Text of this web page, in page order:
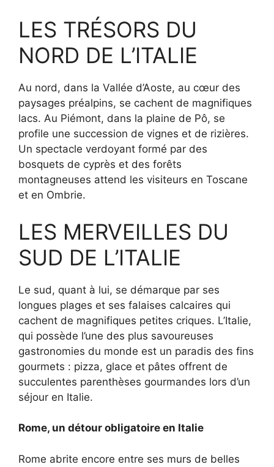
LES TRÉSORS DU
NORD DE L’ITALIE
Au nord, dans la Vallée d’Aoste, au cœur des
paysages préalpins, se cachent de magnifiques
lacs. Au Piémont, dans la plaine de Pô, se
profile une succession de vignes et de rizières.
Un spectacle verdoyant formé par des
bosquets de cyprès et des forêts
montagneuses attend les visiteurs en Toscane
et en Ombrie.
LES MERVEILLES DU
SUD DE L’ITALIE
Le sud, quant à lui, se démarque par ses
longues plages et ses falaises calcaires qui
cachent de magnifiques petites criques. L’Italie,
qui possède l’une des plus savoureuses
gastronomies du monde est un paradis des fins
gourmets : pizza, glace et pâtes offrent de
succulentes parenthèses gourmandes lors d’un
séjour en Italie.
Rome, un détour obligatoire en Italie
Rome abrite encore entre ses murs de belles